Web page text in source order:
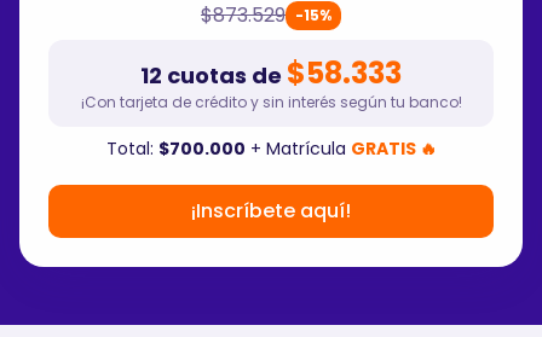
$873.529 -15%
12 cuotas de $58.333
¡Con tarjeta de crédito y sin interés según tu banco!
Total: $700.000 + Matrícula GRATIS 🔥
¡Inscríbete aquí!